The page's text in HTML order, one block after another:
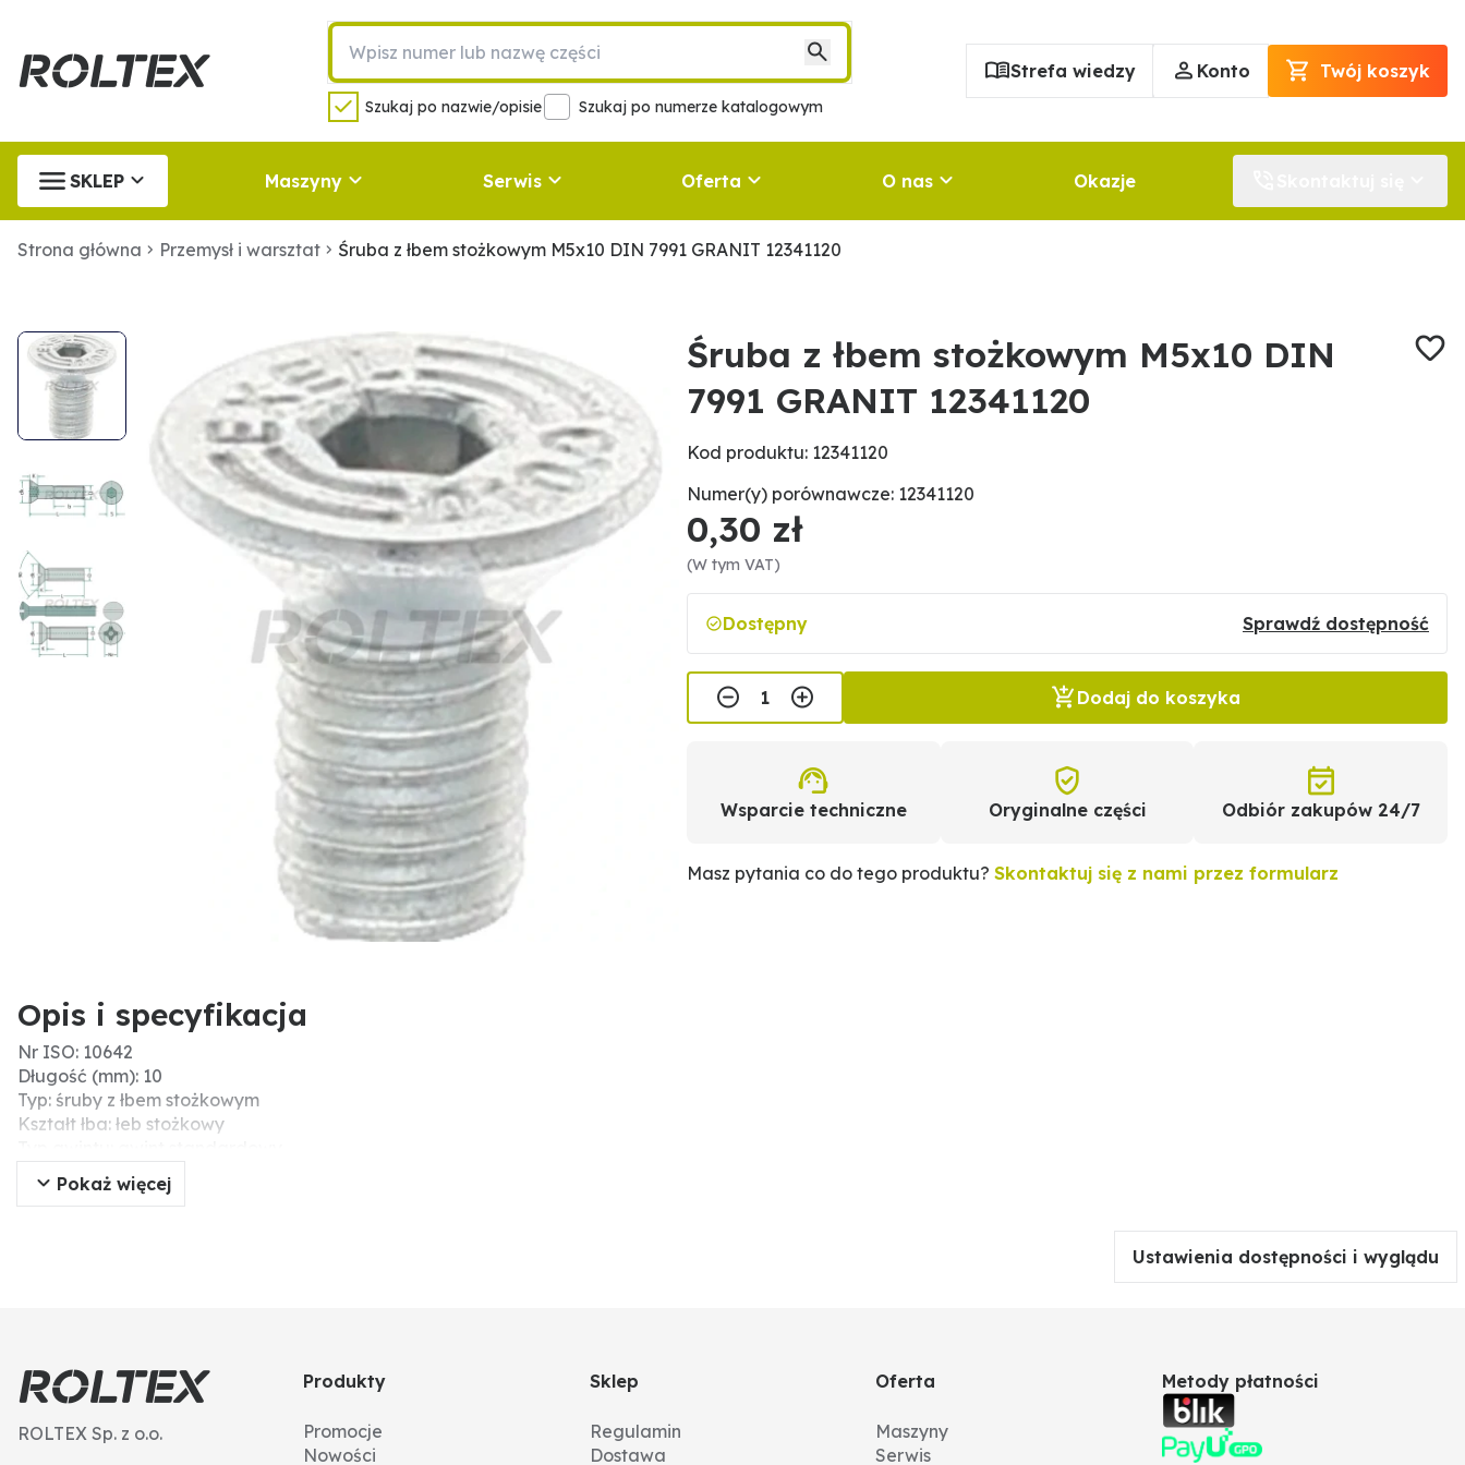
Szukaj po nazwie/opisie Szukaj po numerze katalogowym
Strefa wiedzy Konto Twój koszyk
SKLEP Maszyny Serwis Oferta O nas Okazje
Strona główna Przemysł i warsztat Śruba z łbem stożkowym M5x10 DIN 7991 GRANIT 12341120
Śruba z łbem stożkowym M5x10 DIN
7991 GRANIT 12341120
Kod produktu: 12341120
Numer(y) porównawcze: 12341120
0,30 zł
(W tym VAT)
Dostępny Sprawdź dostępność
Dodaj do koszyka
Wsparcie techniczne Oryginalne części Odbiór zakupów 24/7
Masz pytania co do tego produktu?Skontaktuj się z nami przez formularz
Opis i specyfikacja
Nr ISO: 10642
Długość (mm): 10
Typ: śruby z łbem stożkowym
Kształt łba: łeb stożkowy
Łeb: gniazdo sześciokątne
Powierzchnia: ocynk galwaniczny
Materiał: stal
Pokaż więcej
Ustawienia dostępności i wyglądu
ROLTEX Sp. z o.o.
Produkty
Promocje
Nowości
Sklep
Regulamin
Dostawa
Oferta
Maszyny
Serwis
Metody płatności